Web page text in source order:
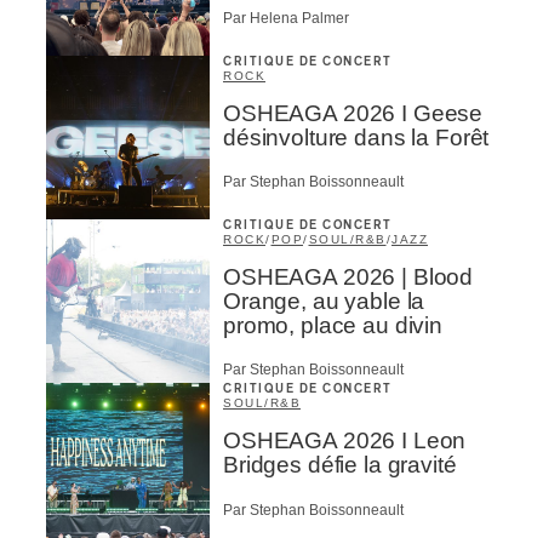
Par Helena Palmer
CRITIQUE DE CONCERT
ROCK
OSHEAGA 2026 I Geese
désinvolture dans la Forêt
Par Stephan Boissonneault
CRITIQUE DE CONCERT
ROCK/POP/SOUL/R&B /JAZZ
OSHEAGA 2026 | Blood
Orange, au yable la
promo, place au divin
Par Stephan Boissonneault
CRITIQUE DE CONCERT
SOUL/R&B
OSHEAGA 2026 I Leon
Bridges défie la gravité
Par Stephan Boissonneault